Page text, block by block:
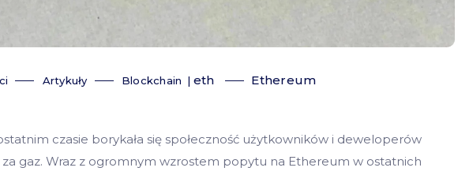
Artykuły Blockchain eth Ethereum
czasie borykała się społeczność użytkowników i deweloperów
za gaz. Wraz z ogromnym wzrostem popytu na Ethereum w ostatnich